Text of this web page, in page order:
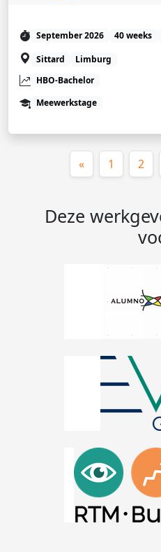
September 2026 40 weeks
Sittard
Limburg
HBO-Bachelor
Meewerkstage
« 1 2
Deze